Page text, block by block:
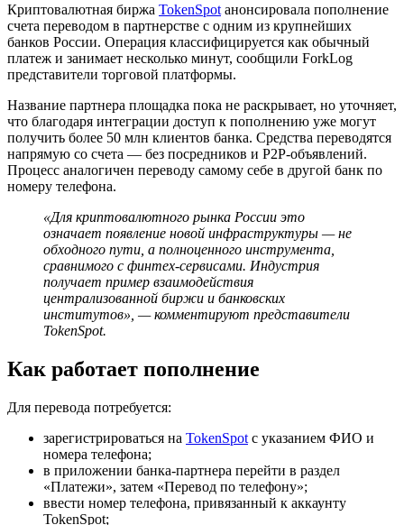
Криптовалютная биржа TokenSpot анонсировала пополнение
счета переводом в партнерстве с одним из крупнейших
банков России. Операция классифицируется как обычный
платеж и занимает несколько минут, сообщили ForkLog
представители торговой платформы.
Название партнера площадка пока не раскрывает, но уточняет,
что благодаря интеграции доступ к пополнению уже могут
получить более 50 млн клиентов банка. Средства переводятся
напрямую со счета — без посредников и P2P-объявлений.
Процесс аналогичен переводу самому себе в другой банк по
номеру телефона.
«Для криптовалютного рынка России это
означает появление новой инфраструктуры — не
обходного пути, а полноценного инструмента,
сравнимого с финтех-сервисами. Индустрия
получает пример взаимодействия
централизованной биржи и банковских
институтов», — комментируют представители
TokenSpot.
Как работает пополнение
Для перевода потребуется:
зарегистрироваться на TokenSpot с указанием ФИО и
номера телефона;
в приложении банка-партнера перейти в раздел
«Платежи», затем «Перевод по телефону»;
ввести номер телефона, привязанный к аккаунту
TokenSpot;